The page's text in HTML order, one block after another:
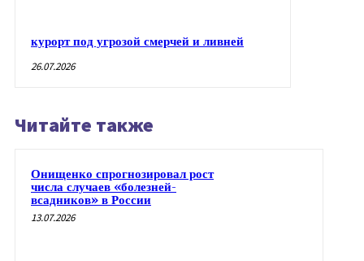
курорт под угрозой смерчей и ливней
26.07.2026
Читайте также
Онищенко спрогнозировал рост
числа случаев «болезней-
всадников» в России
13.07.2026